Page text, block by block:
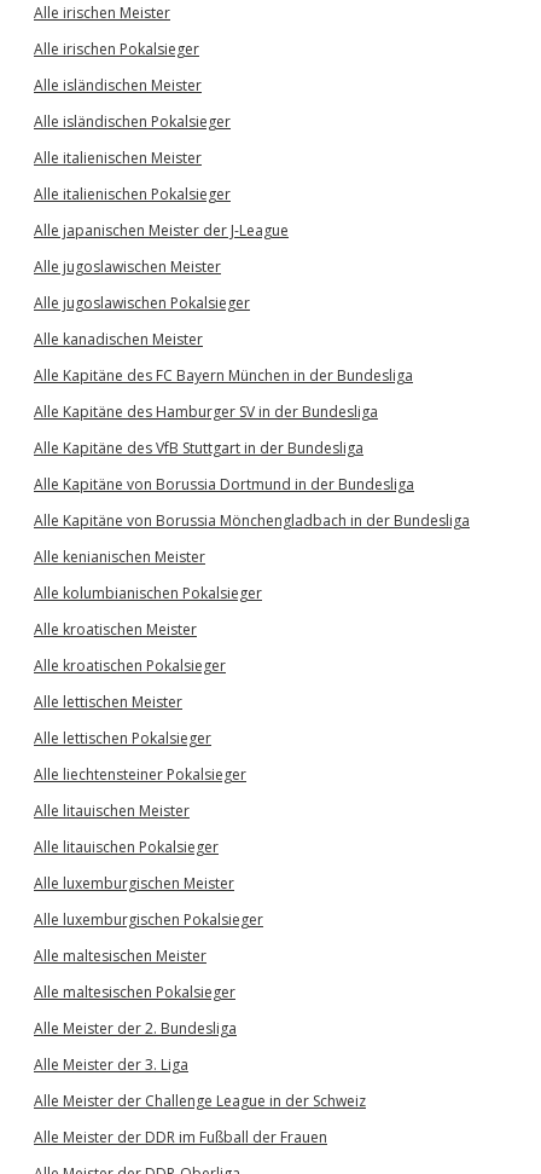
Alle irischen Meister
Alle irischen Pokalsieger
Alle isländischen Meister
Alle isländischen Pokalsieger
Alle italienischen Meister
Alle italienischen Pokalsieger
Alle japanischen Meister der J-League
Alle jugoslawischen Meister
Alle jugoslawischen Pokalsieger
Alle kanadischen Meister
Alle Kapitäne des FC Bayern München in der Bundesliga
Alle Kapitäne des Hamburger SV in der Bundesliga
Alle Kapitäne des VfB Stuttgart in der Bundesliga
Alle Kapitäne von Borussia Dortmund in der Bundesliga
Alle Kapitäne von Borussia Mönchengladbach in der Bundesliga
Alle kenianischen Meister
Alle kolumbianischen Pokalsieger
Alle kroatischen Meister
Alle kroatischen Pokalsieger
Alle lettischen Meister
Alle lettischen Pokalsieger
Alle liechtensteiner Pokalsieger
Alle litauischen Meister
Alle litauischen Pokalsieger
Alle luxemburgischen Meister
Alle luxemburgischen Pokalsieger
Alle maltesischen Meister
Alle maltesischen Pokalsieger
Alle Meister der 2. Bundesliga
Alle Meister der 3. Liga
Alle Meister der Challenge League in der Schweiz
Alle Meister der DDR im Fußball der Frauen